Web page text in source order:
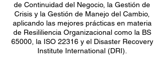
de Continuidad del Negocio, la Gestión de
Crisis y la Gestión de Manejo del Cambio,
aplicando las mejores prácticas en materia
de Resililiencia Organizacional como la BS
65000, la ISO 22316 y el Disaster Recovery
Institute International (DRI).